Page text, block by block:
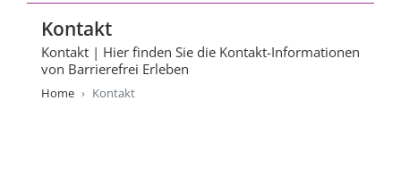
Kontakt
Kontakt | Hier finden Sie die Kontakt-Informationen
von Barrierefrei Erleben
Home Kontakt